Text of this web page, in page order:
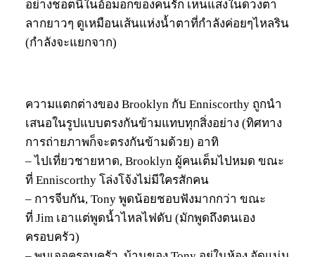
อย่างช็อตนี้ในอ้อมอกของคนรัก เห็นแสงในดวงตา
ลากยาวๆ ดูเหมือนเส้นแห่งน้ำตาที่กำลังค่อยๆไหลริน
(กำลังจะแยกจาก)
ความแตกต่างของ Brooklyn กับ Enniscorthy ถูกนำ
เสนอในรูปแบบตรงกันข้ามแทบทุกสิ่งอย่าง (ทิศทาง
การถ่ายภาพก็จะตรงกันข้ามด้วย) อาทิ
– ไปเที่ยวชายหาด, Brooklyn ผู้คนเต็มไปหมด ขณะ
ที่ Enniscorthy โล่งโจ้งไม่มีใครสักคน
– การจีบกัน, Tony พูดน้อยชอบฟังมากกว่า ขณะ
ที่ Jim เอาแต่พูดน้ำไหลไฟดับ (มักพูดถึงตนเอง
ครอบครัว)